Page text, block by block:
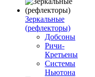
Зеркальные
(рефлекторы)
Добсоны
Ричи-
Кретьены
Системы
Ньютона